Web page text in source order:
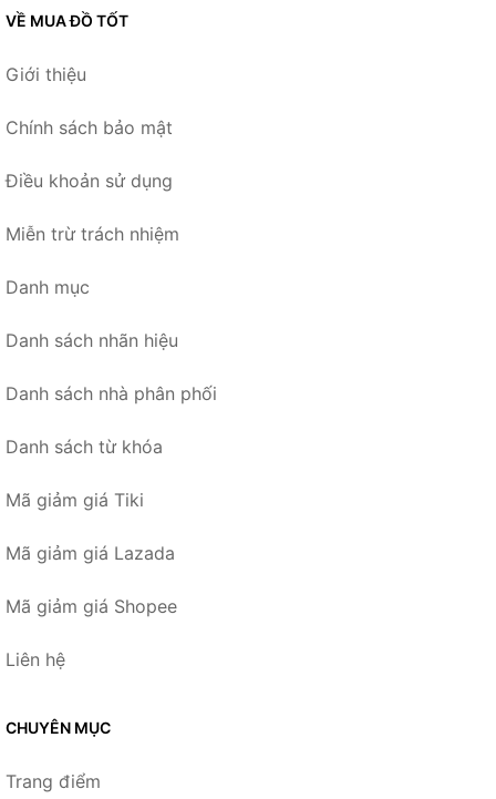
VỀ MUA ĐỒ TỐT
Giới thiệu
Chính sách bảo mật
Điều khoản sử dụng
Miễn trừ trách nhiệm
Danh mục
Danh sách nhãn hiệu
Danh sách nhà phân phối
Danh sách từ khóa
Mã giảm giá Tiki
Mã giảm giá Lazada
Mã giảm giá Shopee
Liên hệ
CHUYÊN MỤC
Trang điểm